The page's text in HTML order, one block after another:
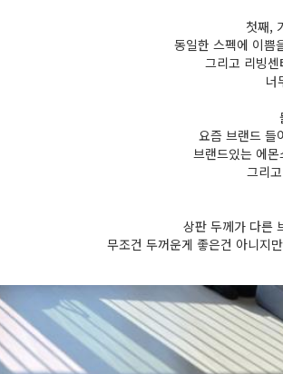
첫째,
동일한 스펙에 이쁨
그리고 리빙
너
요즘 브랜드 들
브랜드있는 에
그리
상판 두께가 다른
무조건 두꺼운게 좋은건 아니지